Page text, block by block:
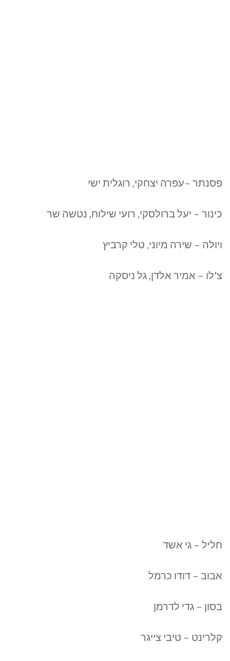
פסנתר –עפרה יצחקי, רוגלית ישי
כינור – יעל ברולסקי, רועי שילוח, נטשה שר
ויולה – שירה מיוני, טלי קרביץ
צ'לו – אמיר אלדן, גל ניסקה
חליל – גי אשד
אבוב – דודו כרמל
בסון – גדי לדרמן
קלרינט – טיבי צייגר